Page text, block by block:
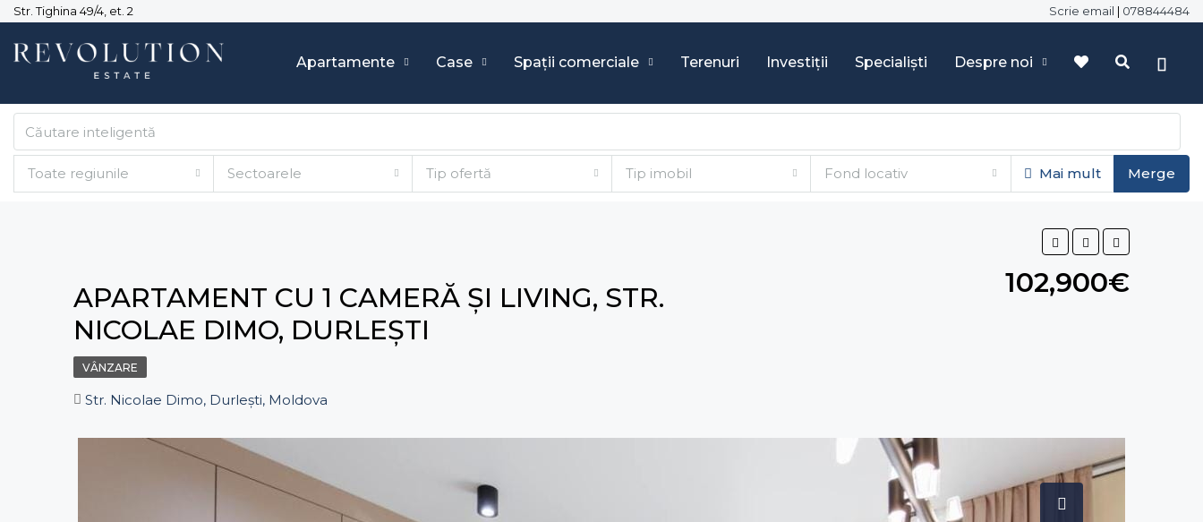
Str. Tighina 49/4, et. 2 Scrie email | 078844484
Apartamente Case Spații comerciale Terenuri Investiții Specialiști Despre noi
Toate regiunile Sectoarele Tip ofertă Tip imobil Fond locativ Mai mult Merge
APARTAMENT CU 1 CAMERĂ ȘI LIVING, STR.
NICOLAE DIMO, DURLEȘTI
102,900€
VÂNZARE
Str. Nicolae Dimo, Durleşti, Moldova